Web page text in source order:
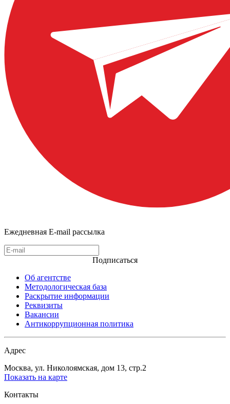
Ежедневная E-mail рассылка
Подписаться
Об агентстве
Методологическая база
Раскрытие информации
Реквизиты
Вакансии
Антикоррупционная политика
Адрес
Москва, ул. Николоямская, дом 13, стр.2
Показать на карте
Контакты